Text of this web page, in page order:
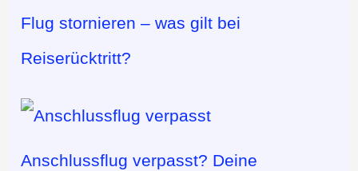
Flug stornieren – was gilt bei
Reiserücktritt?
Anschlussflug verpasst? Deine